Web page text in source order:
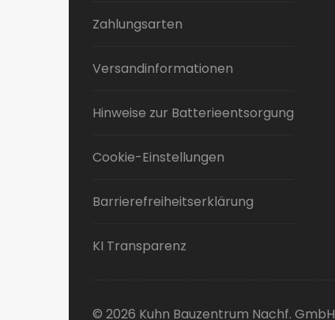
Zahlungsarten
Versandinformationen
Hinweise zur Batterieentsorgung
Cookie-Einstellungen
Barrierefreiheitserklärung
KI Transparenz
© 2026 Kuhn Bauzentrum Nachf. GmbH